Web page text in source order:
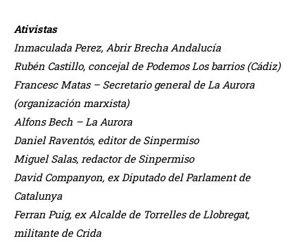
Ativistas
Inmaculada Perez, Abrir Brecha Andalucía
Rubén Castillo, concejal de Podemos Los barrios (Cádiz)
Francesc Matas – Secretario general de La Aurora
(organización marxista)
Alfons Bech – La Aurora
Daniel Raventós, editor de Sinpermiso
Miguel Salas, redactor de Sinpermiso
David Companyon, ex Diputado del Parlament de
Catalunya
Ferran Puig, ex Alcalde de Torrelles de Llobregat,
militante de Crida